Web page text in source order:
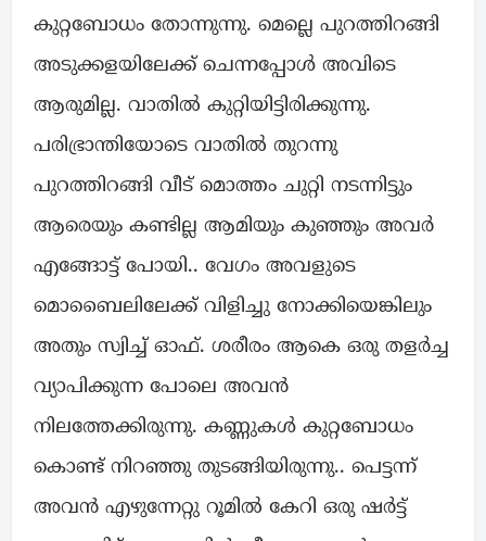
കുറ്റബോധം തോന്നുന്നു. മെല്ലെ പുറത്തിറങ്ങി
അടുക്കളയിലേക്ക് ചെന്നപ്പോൾ അവിടെ
ആരുമില്ല. വാതിൽ കുറ്റിയിട്ടിരിക്കുന്നു.
പരിഭ്രാന്തിയോടെ വാതിൽ തുറന്നു
പുറത്തിറങ്ങി വീട് മൊത്തം ചുറ്റി നടന്നിട്ടും
ആരെയും കണ്ടില്ല ആമിയും കുഞ്ഞും അവർ
എങ്ങോട്ട് പോയി.. വേഗം അവളുടെ
മൊബൈലിലേക്ക് വിളിച്ചു നോക്കിയെങ്കിലും
അതും സ്വിച്ച് ഓഫ്‌. ശരീരം ആകെ ഒരു തളർച്ച
വ്യാപിക്കുന്ന പോലെ അവൻ
നിലത്തേക്കിരുന്നു. കണ്ണുകൾ കുറ്റബോധം
കൊണ്ട് നിറഞ്ഞു തുടങ്ങിയിരുന്നു.. പെട്ടന്ന്
അവൻ എഴുന്നേറ്റു റൂമിൽ കേറി ഒരു ഷർട്ട്